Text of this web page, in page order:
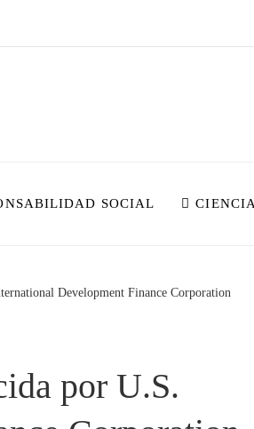
SOCIAL
Development Finance Corporation
por U.S.